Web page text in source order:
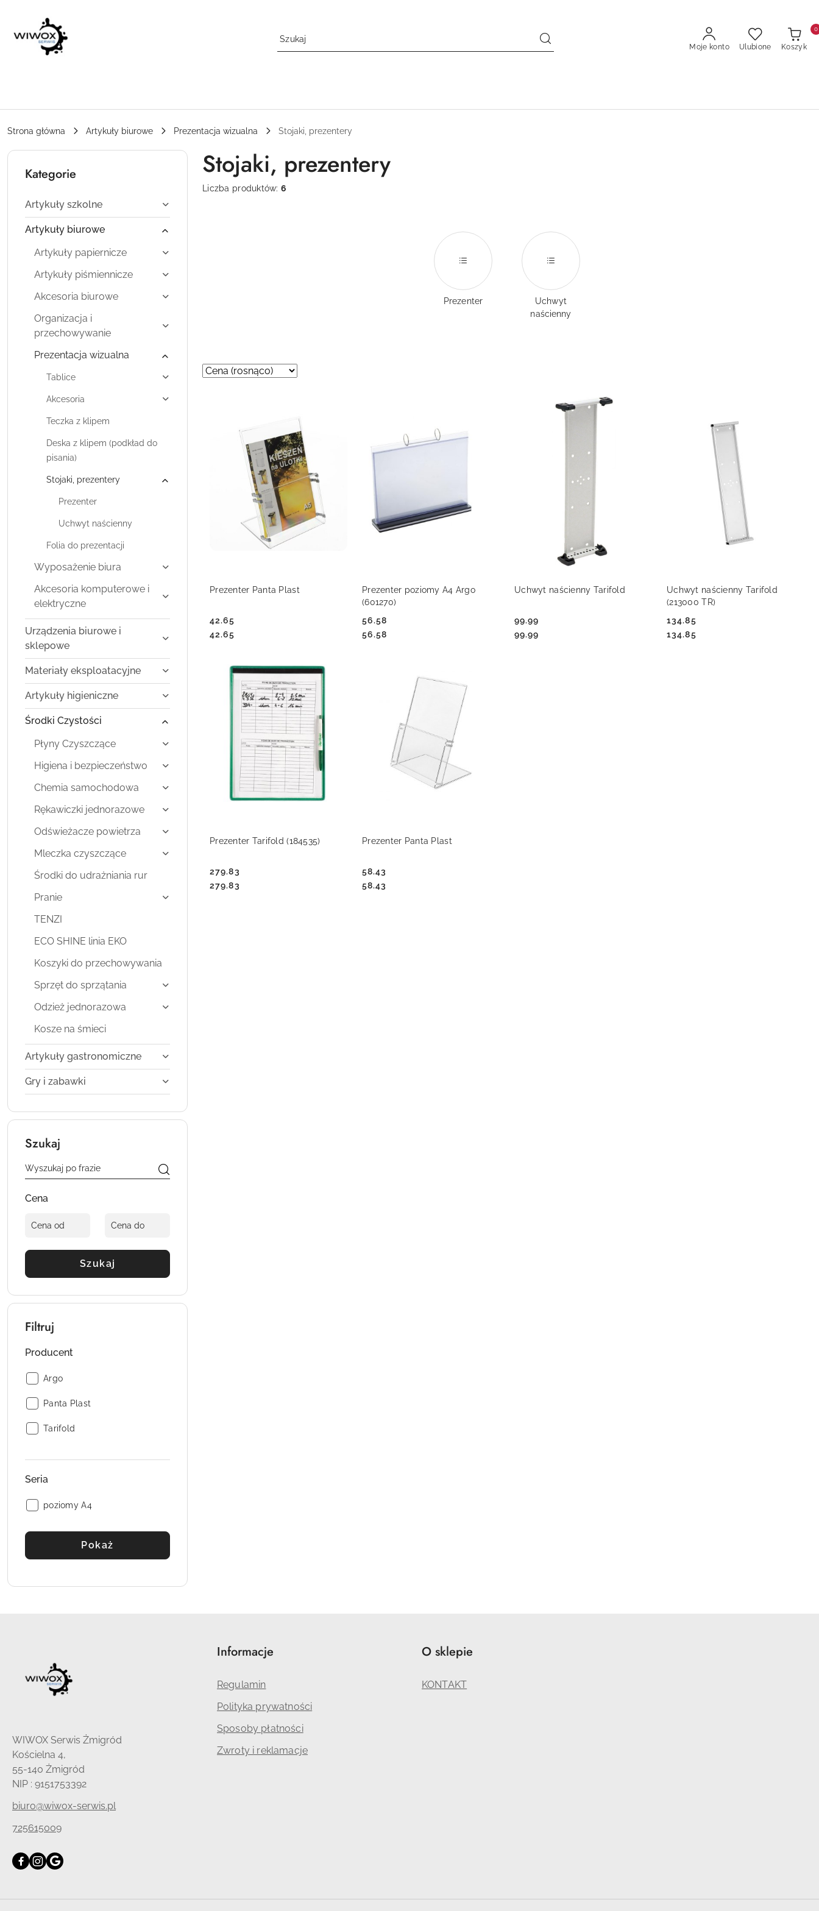
Moje konto Ulubione Koszyk
0
Strona główna Artykuły biurowe Prezentacja wizualna Stojaki, prezentery
Kategorie
Artykuły szkolne
Artykuły biurowe
Artykuły papiernicze
Artykuły piśmiennicze
Akcesoria biurowe
Organizacja i
przechowywanie
Prezentacja wizualna
Tablice
Akcesoria
Teczka z klipem
Deska z klipem (podkład do
pisania)
Stojaki, prezentery
Prezenter
Uchwyt naścienny
Folia do prezentacji
Wyposażenie biura
Akcesoria komputerowe i
elektryczne
Urządzenia biurowe i
sklepowe
Materiały eksploatacyjne
Artykuły higieniczne
Środki Czystości
Płyny Czyszczące
Higiena i bezpieczeństwo
Chemia samochodowa
Rękawiczki jednorazowe
Odświeżacze powietrza
Mleczka czyszczące
Środki do udrażniania rur
Pranie
TENZI
ECO SHINE linia EKO
Koszyki do przechowywania
Sprzęt do sprzątania
Odzież jednorazowa
Kosze na śmieci
Artykuły gastronomiczne
Gry i zabawki
Szukaj
Cena
Szukaj
Filtruj
Producent
Producent:
Argo
Producent:
Panta Plast
Producent:
Tarifold
Seria
Seria:
poziomy A4
Pokaż
Stojaki, prezentery
Liczba produktów:6
Prezenter
Uchwyt
naścienny
Zastosowano
Sortuj
Prezenter Panta Plast
Cena:
42.65
Cena:
42.65
DO KOSZYKA
Prezenter poziomy A4 Argo
(601270)
Cena:
56.58
Cena:
56.58
DO KOSZYKA
Uchwyt naścienny Tarifold
Cena:
99.99
Cena:
99.99
DO KOSZYKA
Uchwyt naścienny Tarifold
(213000 TR)
Cena:
134.85
Cena:
134.85
DO KOSZYKA
Prezenter Tarifold (184535)
Cena:
279.83
Cena:
279.83
DO KOSZYKA
Prezenter Panta Plast
Cena:
58.43
Cena:
58.43
WIWOX Serwis Żmigród
Kościelna 4,
55-140 Żmigród
NIP : 9151753392
biuro@wiwox-serwis.pl
725615009
Informacje
Regulamin
Polityka prywatności
Sposoby płatności
Zwroty i reklamacje
O sklepie
KONTAKT